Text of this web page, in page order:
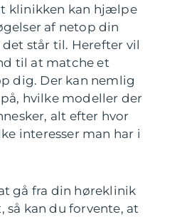
klinikken kan hjælpe
af netop din
står til. Herefter vil
til at matche et
dig. Der kan nemlig
hvilke modeller der
alt efter hvor
interesser man har i
gå fra din høreklinik
så kan du forvente, at